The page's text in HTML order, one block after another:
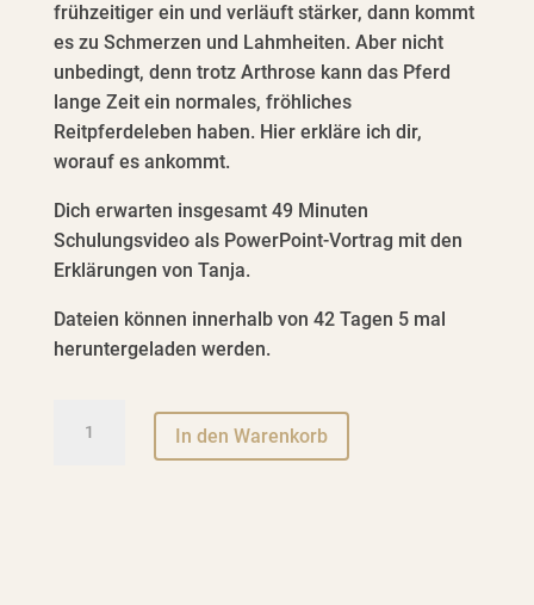
frühzeitiger ein und verläuft stärker, dann kommt
es zu Schmerzen und Lahmheiten. Aber nicht
unbedingt, denn trotz Arthrose kann das Pferd
lange Zeit ein normales, fröhliches
Reitpferdeleben haben. Hier erkläre ich dir,
worauf es ankommt.
Dich erwarten insgesamt 49 Minuten
Schulungsvideo als PowerPoint-Vortrag mit den
Erklärungen von Tanja.
Dateien können innerhalb von 42 Tagen 5 mal
heruntergeladen werden.
Videovortrag
In den Warenkorb
A